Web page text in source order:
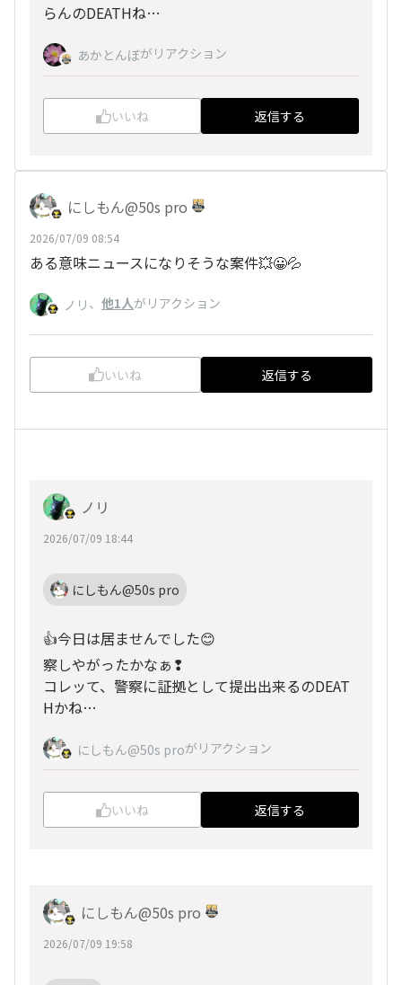
らんのDEATHね…
あかとんぼがリアクション
いいね 返信する
にしもん@50s pro
2026/07/09 08:54
ある意味ニュースになりそうな案件💥😀💦
ノリ 、 他1人がリアクション
いいね 返信する
ノリ
2026/07/09 18:44
にしもん@50s pro
👍今日は居ませんでした😊
察しやがったかなぁ❢
コレッて、警察に証拠として提出出来るのDEAT
Hかね…
にしもん@50s proがリアクション
いいね 返信する
にしもん@50s pro
2026/07/09 19:58